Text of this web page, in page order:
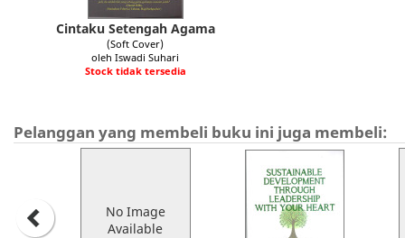
Cintaku Setengah Agama
(Soft Cover)
oleh Iswadi Suhari
Stock tidak tersedia
Pelanggan yang membeli buku ini juga membeli:
No Image
Available